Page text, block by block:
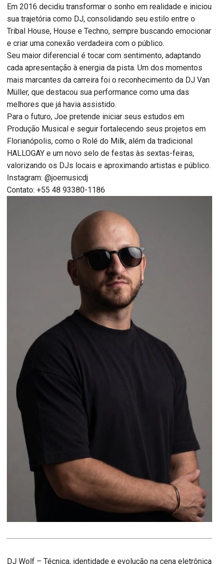
Em 2016 decidiu transformar o sonho em realidade e iniciou
sua trajetória como DJ, consolidando seu estilo entre o
Tribal House, House e Techno, sempre buscando emocionar
e criar uma conexão verdadeira com o público.
Seu maior diferencial é tocar com sentimento, adaptando
cada apresentação à energia da pista. Um dos momentos
mais marcantes da carreira foi o reconhecimento da DJ Van
Müller, que destacou sua performance como uma das
melhores que já havia assistido.
Para o futuro, Joe pretende iniciar seus estudos em
Produção Musical e seguir fortalecendo seus projetos em
Florianópolis, como o Rolé do Milk, além da tradicional
HALLOGAY e um novo selo de festas às sextas-feiras,
valorizando os DJs locais e aproximando artistas e público.
Instagram: @joemusicdj
Contato: +55 48 93380-1186
DJ Wolf – Técnica, identidade e evolução na cena eletrônica